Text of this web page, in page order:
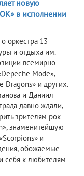
новую
в исполнении
оркестра 13
и отдыха им.
всемирно
Mode»,
Dragons» и других.
и Даниил
давно ждали,
зрителям рок-
знаменитейшую
и
обожаемые
себя к любителям